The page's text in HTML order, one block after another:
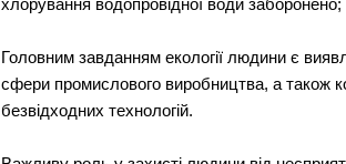
хлорування водопровідної води
Головним завданням екології людини є
сфери промислового виробництва, а також
безвідходних технологій.